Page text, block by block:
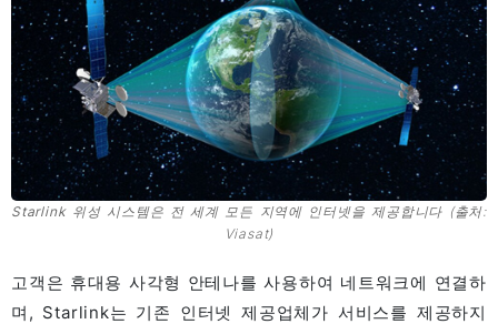
Starlink 위성 시스템은 전 세계 모든 지역에 인터넷을 제공합니다 (출처:
Viasat)
고객은 휴대용 사각형 안테나를 사용하여 네트워크에 연결하
며, Starlink는 기존 인터넷 제공업체가 서비스를 제공하지